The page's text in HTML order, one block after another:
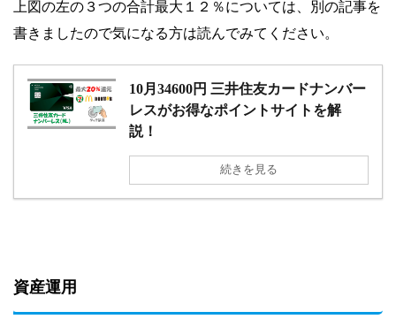
上図の左の３つの合計最大１２％については、別の記事を
書きましたので気になる方は読んでみてください。
10月34600円 三井住友カードナンバー
レスがお得なポイントサイトを解
説！
続きを見る
資産運用